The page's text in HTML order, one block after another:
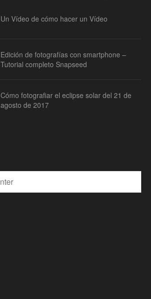
Un Vídeo de cómo hacer un Vídeo
Edición de fotografías con smartphone –
Tutorial completo Snapseed
Cómo fotografiar el eclipse solar del 21 de
agosto de 2017